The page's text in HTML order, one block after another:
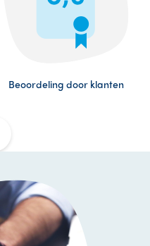
Beoordeling door klanten